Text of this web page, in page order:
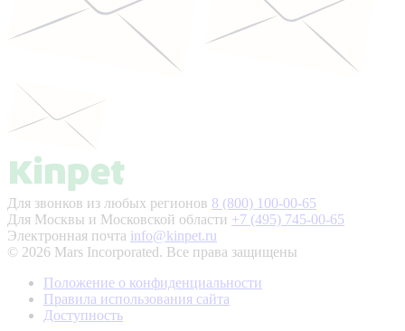
Для звонков из любых регионов 8 (800) 100-00-65
Для Москвы и Московской области +7 (495) 745-00-65
Электронная почта info@kinpet.ru
© 2026 Mars Incorporated. Все права защищены
Положение о конфиденциальности
Правила использования сайта
Доступность